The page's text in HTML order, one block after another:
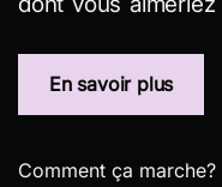
En savoir plus
Comment ça marche?